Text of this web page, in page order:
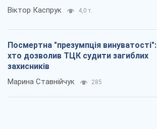
Віктор Каспрук 4,0 т.
Посмертна "презумпція винуватості":
хто дозволив ТЦК судити загиблих
захисників
Марина Ставнійчук 285